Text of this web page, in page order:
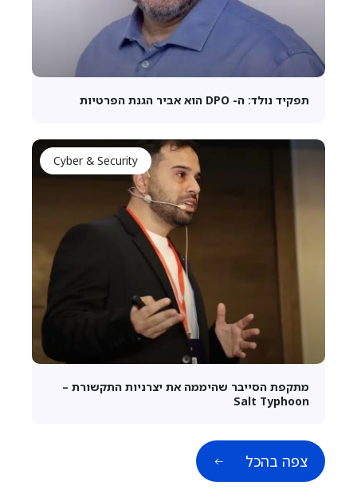
תפקיד נולד: ה- DPO הוא אביר הגנת הפרטיות
Cyber & Security
מתקפת הסייבר שהיממה את יצרניות התקשורת –
Salt Typhoon
צפה בהכל